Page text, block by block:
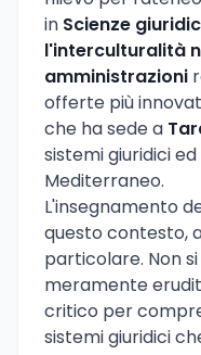
in Scienze
l'interculturalità
amministrazioni
offerte più
che ha sede a
sistemi giuridici
Mediterraneo.
L'insegnamento
questo contesto,
particolare. Non
meramente
critico per
sistemi giuridici